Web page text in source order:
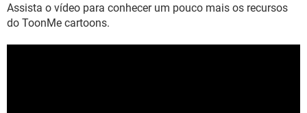
Assista o vídeo para conhecer um pouco mais os recursos
do ToonMe cartoons.